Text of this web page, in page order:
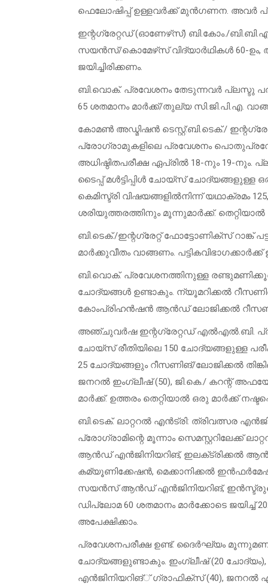
ഫെലോഷിപ്പ് ഉള്ളവർക്ക് മുൻഗണന. അവർ
ഇന്റഗ്രേറ്റഡ് (ഓണേഴ്‌സ്) ബി.കോം./
സയൻസ്/കൊമേഴ്‌സ് വിദ്യാർഥികൾ 60-ഉം,
ജയിച്ചിരിക്കണം.
ബി.വൊക്. പ്രവേശനം തേടുന്നവർ പ്ലസ്ടു
65 ശതമാനം മാർക്ക്/തുല്യ സി.ജി.പി.എ.
കോമൺ അഡ്മിഷൻ ടെസ്റ്റ്:ബി.ടെക്./
പ്രോഗ്രാമുകളിലെ പ്രവേശനം
അധിഷ്ഠിതപരീക്ഷ ഏപ്രിൽ 18-നും 19-നും.
ടൈപ്പ് മൾട്ടിപ്പിൾ ചോയ്‌സ് ചോദ്യങ്ങളുള്ള
കെമിസ്ട്രി വിഷയങ്ങളിൽനിന്ന്‌ യഥാക്രമം
ശരിയുത്തരത്തിനും മൂന്നുമാർക്ക്. തെറ്റിയാൽ
ബി.ടെക്./ഇന്റഗ്രേറ്റ്‌ ഫോട്ടോണിക്‌സ് റാങ്ക്
മാർക്കുവീതം വാങ്ങണം.
ബി.വൊക്. പ്രവേശനത്തിനുള്ള
ചോദ്യങ്ങൾ ഉണ്ടാകും. ന്യൂമറിക്കൽ
കോംപ്രിഹൻഷൻ ആൻഡ് ലോജിക്കൽ
അഞ്ചുവർഷ ഇന്റഗ്രേറ്റഡ് എൽഎൽ.ബി.
ചോയ്‌സ് രീതിയിലെ 150 ചോദ്യങ്ങളുള്ള
25 ചോദ്യങ്ങളും റീസണിങ്/ലോജിക്കൽ
ജനറൽ ഇംഗ്ലീഷ് (50), ജി.കെ./ കറന്റ്
മാർക്ക്. ഉത്തരം തെറ്റിയാൽ ഒരു മാർക്ക്
ബി.ടെക്. ലാറ്ററൽ എൻട്രി: ത്രിവത്സര
പ്രോഗ്രാമിന്റെ മൂന്നാം
ആൻഡ് എൻജിനിയറിങ്, ഇലക്‌ട്രിക്കൽ
കമ്യൂണിക്കേഷൻ, മെക്കാനിക്കൽ
സയൻസ് ആൻഡ് എൻജിനിയറിങ്,
ഡിപ്ലോമ 60 ശതമാനം മാർക്കോടെ ജയിച്ച്
അപേക്ഷിക്കാം.
പ്രവേശനപരീക്ഷ ഉണ്ട്. ദൈർഘ്യം
ചോദ്യങ്ങളുണ്ടാകും. ഇംഗ്ലീഷ് (20 ചോദ്യം),
എൻജിനിയറിങ്് ഗ്രാഫിക്‌സ് (40), ജനറൽ